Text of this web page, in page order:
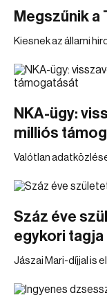
Megszűnik a
Kiesnek az állami
NKA-ügy:
milliós
Valótlan
Száz éve
egykori tagja
Jászai Mari-díjjal is